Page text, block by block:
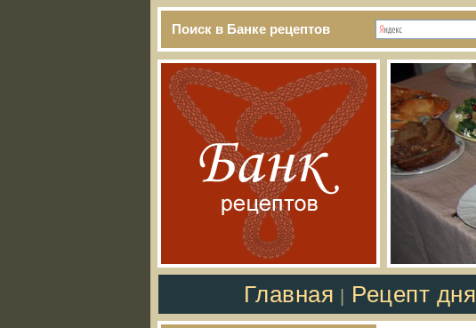
Поиск в Банке рецептов
Главная Рецепт дня